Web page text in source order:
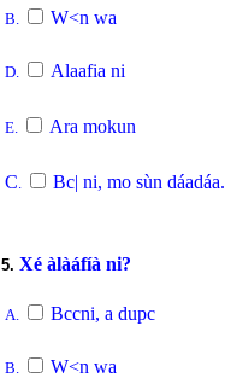
B. W<n wa
D. Alaafia ni
E. Ara mokun
C. Bc| ni, mo sùn dáadáa.
5. Xé àlàáfíà ni?
A. Bccni, a dupc
B. W<n wa